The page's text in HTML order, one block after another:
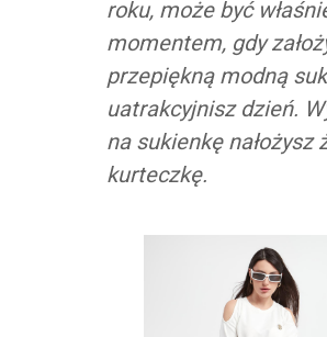
roku, może być
momentem, gdy
przepiękną modną
uatrakcyjnisz dzień.
na sukienkę nałożysz
kurteczkę.